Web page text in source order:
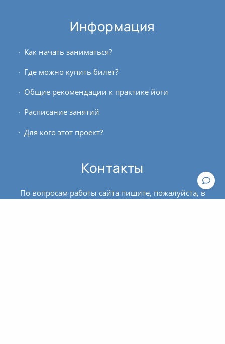
Информация
Как начать заниматься?
Где можно купить билет?
Общие рекомендации к практике йоги
Расписание занятий
Для кого этот проект?
Контакты
По вопросам работы сайта пишите, пожалуйста, в